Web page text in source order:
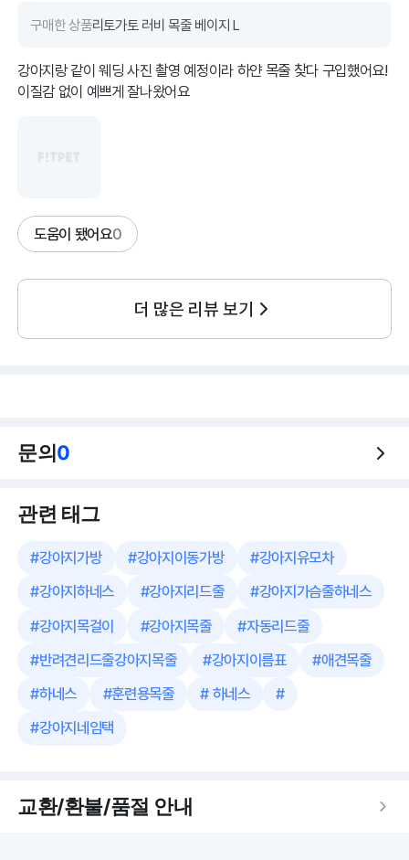
구매한 상품리토가토 러비 목줄 베이지 L
강아지랑 같이 웨딩 사진 촬영 예정이라 하얀 목줄 찾다 구입했어요!
이질감 없이 예쁘게 잘나왔어요
도움이 됐어요0
더 많은 리뷰 보기
문의0
관련 태그
#강아지가방 #강아지이동가방 #강아지유모차
#강아지하네스 #강아지리드줄 #강아지가슴줄하네스
#강아지목걸이 #강아지목줄 #자동리드줄
#반려견리드줄강아지목줄 #강아지이름표 #애견목줄
#하네스 #훈련용목줄 # 하네스
#
#강아지네임택
교환/환불/품절 안내